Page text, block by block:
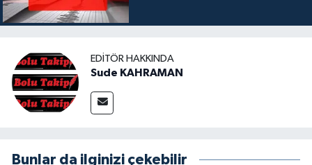
EDITÖR HAKKINDA
Sude KAHRAMAN
Bunlar da ilginizi çekebilir